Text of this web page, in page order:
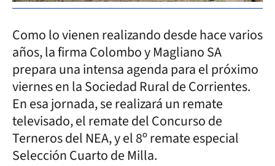
Como lo vienen realizando desde hace varios
años, la firma Colombo y Magliano SA
prepara una intensa agenda para el próximo
viernes en la Sociedad Rural de Corrientes.
En esa jornada, se realizará un remate
televisado, el remate del Concurso de
Terneros del NEA, y el 8º remate especial
Selección Cuarto de Milla.